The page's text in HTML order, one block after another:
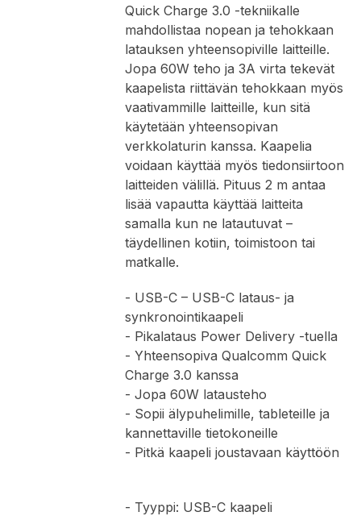
Quick Charge 3.0 -tekniikalle
mahdollistaa nopean ja tehokkaan
latauksen yhteensopiville laitteille.
Jopa 60W teho ja 3A virta tekevät
kaapelista riittävän tehokkaan myös
vaativammille laitteille, kun sitä
käytetään yhteensopivan
verkkolaturin kanssa. Kaapelia
voidaan käyttää myös tiedonsiirtoon
laitteiden välillä. Pituus 2 m antaa
lisää vapautta käyttää laitteita
samalla kun ne latautuvat –
täydellinen kotiin, toimistoon tai
matkalle.
- USB-C – USB-C lataus- ja
synkronointikaapeli
- Pikalataus Power Delivery -tuella
- Yhteensopiva Qualcomm Quick
Charge 3.0 kanssa
- Jopa 60W latausteho
- Sopii älypuhelimille, tableteille ja
kannettaville tietokoneille
- Pitkä kaapeli joustavaan käyttöön
- Tyyppi: USB-C kaapeli